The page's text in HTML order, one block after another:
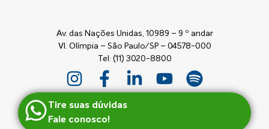
Av. das Nações Unidas, 10989 – 9 º andar
Vl. Olímpia – São Paulo/SP – 04578-000
Tel: (11) 3020-8800
Tire suas dúvidas
Fale conosco!